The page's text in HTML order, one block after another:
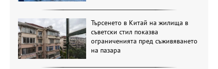
Търсенето в Китай на жилища в
съветски стил показва
ограниченията пред съживяването
на пазара